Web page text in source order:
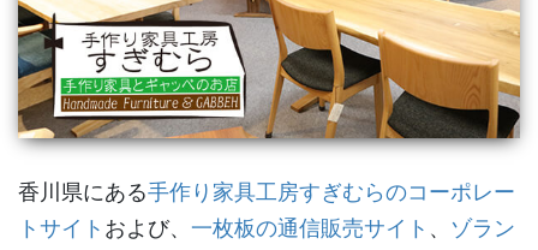
香川県にある手作り家具工房すぎむらのコーポレー
トサイト および、 一枚板の通信販売サイト 、 ゾラン